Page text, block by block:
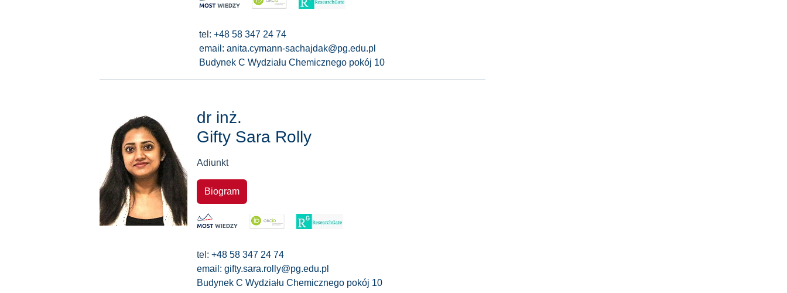
tel: +48 58 347 24 74
email: anita.cymann-sachajdak@pg.edu.pl
Budynek C Wydziału Chemicznego pokój 10
dr inż.
Gifty Sara Rolly
Adiunkt
Biogram
tel: +48 58 347 24 74
email: gifty.sara.rolly@pg.edu.pl
Budynek C Wydziału Chemicznego pokój 10